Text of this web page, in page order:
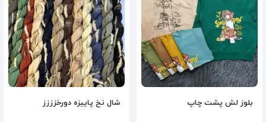
بلوز لش پشت چاپ شال نخ پاییزه دورخزززز